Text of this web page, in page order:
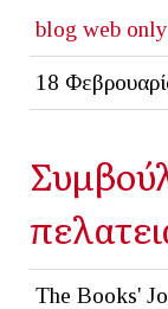
blog web only
18
The Books'